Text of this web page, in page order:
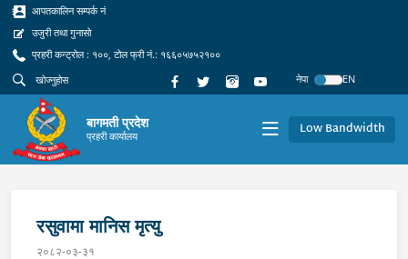
आपतकालिन सम्पर्क नं
उजुरी तथा गुनासो
प्रहरी कन्ट्रोल : १००, टोल फ्री नं.: १६६०५७५२१००
नेपा
EN
बागमती प्रदेश
प्रहरी कार्यालय Low Bandwidth
रसुवामा मानिस मृत्यु
२०८२-०३-३१